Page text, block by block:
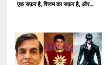
एक सफ़र है, शिवम का सफ़र है, और...